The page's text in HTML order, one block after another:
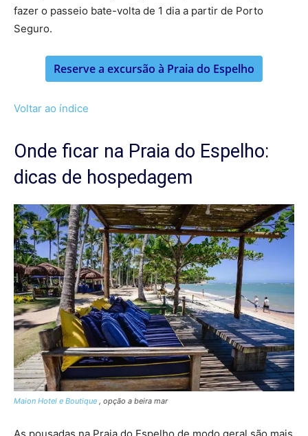
fazer o passeio bate-volta de 1 dia a partir de Porto
Seguro.
Reserve a excursão à Praia do Espelho
Voltar ao índice
Onde ficar na Praia do Espelho:
dicas de hospedagem
Maion Hotel e Boutique , opção a beira mar
As pousadas na Praia do Espelho de modo geral são mais